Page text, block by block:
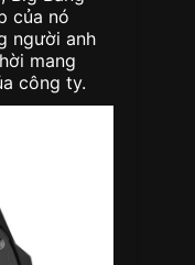
của nó
người anh
mang
công ty.